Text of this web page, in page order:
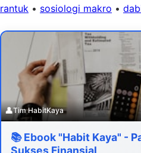
rantuk • sosiologi makro •
👤Tim HabitKaya
📚 Ebook "Habit Kaya" -
Sukses Finansial